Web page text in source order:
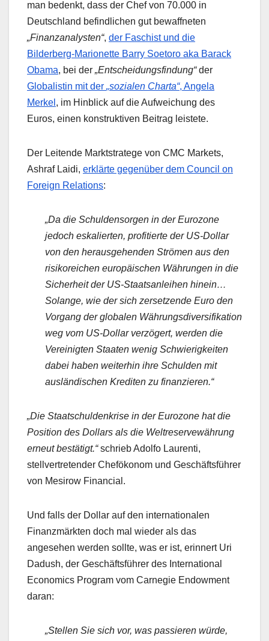
man bedenkt, dass der Chef von 70.000 in
Deutschland befindlichen gut bewaffneten
„Finanzanalysten“, der Faschist und die
Bilderberg-Marionette Barry Soetoro aka Barack
Obama, bei der „Entscheidungsfindung“der
Globalistin mit der „sozialen Charta“, Angela
Merkel , im Hinblick auf die Aufweichung des
Euros, einen konstruktiven Beitrag leistete.
Der Leitende Marktstratege von CMC Markets,
Ashraf Laidi, erklärte gegenüber dem Council on
Foreign Relations:
„Da die Schuldensorgen in der Eurozone
jedoch eskalierten, profitierte der US-Dollar
von den herausgehenden Strömen aus den
risikoreichen europäischen Währungen in die
Sicherheit der US-Staatsanleihen hinein…
Solange, wie der sich zersetzende Euro den
Vorgang der globalen Währungsdiversifikation
weg vom US-Dollar verzögert, werden die
Vereinigten Staaten wenig Schwierigkeiten
dabei haben weiterhin ihre Schulden mit
ausländischen Krediten zu finanzieren.“
„Die Staatschuldenkrise in der Eurozone hat die
Position des Dollars als die Weltreservewährung
erneut bestätigt.“schrieb Adolfo Laurenti,
stellvertretender Chefökonom und Geschäftsführer
von Mesirow Financial.
Und falls der Dollar auf den internationalen
Finanzmärkten doch mal wieder als das
angesehen werden sollte, was er ist, erinnert Uri
Dadush, der Geschäftsführer des International
Economics Program vom Carnegie Endowment
daran:
„Stellen Sie sich vor, was passieren würde,